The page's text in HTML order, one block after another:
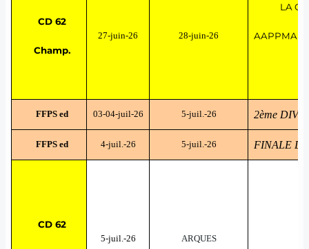
CD 62
Champ.
27-juin-26 28-juin-26
LA
AAPPMA
FFPS ed 03-04-juil-26 5-juil.-26 2ème
FFPS ed 4-juil.-26 5-juil.-26 FINALE
CD 62
5-juil.-26 ARQUES